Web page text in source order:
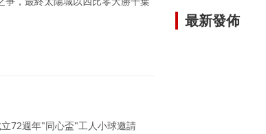
72週年"同心盃"工人小球邀請
最新發佈